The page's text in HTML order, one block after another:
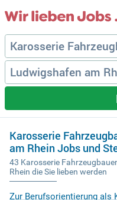
Karosserie
am Rhein Jobs und
43 Karosserie
Rhein die Sie lieben werden
Zur Berufsorientierung als